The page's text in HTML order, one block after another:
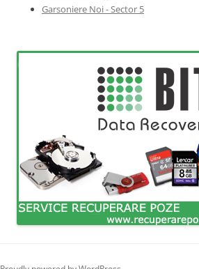
Garsoniere Noi - Sector 5